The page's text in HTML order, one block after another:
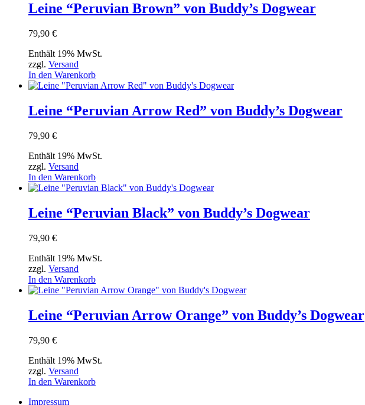
Leine “Peruvian Brown” von Buddy’s Dogwear
79,90 €
Enthält 19% MwSt.
zzgl. Versand
In den Warenkorb
Leine “Peruvian Arrow Red” von Buddy’s Dogwear
79,90 €
Enthält 19% MwSt.
zzgl. Versand
In den Warenkorb
Leine “Peruvian Black” von Buddy’s Dogwear
79,90 €
Enthält 19% MwSt.
zzgl. Versand
In den Warenkorb
Leine “Peruvian Arrow Orange” von Buddy’s Dogwear
79,90 €
Enthält 19% MwSt.
zzgl. Versand
In den Warenkorb
Impressum